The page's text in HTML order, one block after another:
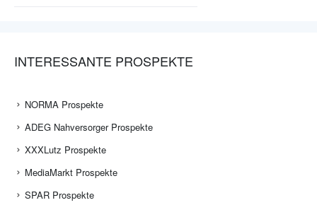
INTERESSANTE PROSPEKTE
NORMA Prospekte
ADEG Nahversorger Prospekte
XXXLutz Prospekte
MediaMarkt Prospekte
SPAR Prospekte